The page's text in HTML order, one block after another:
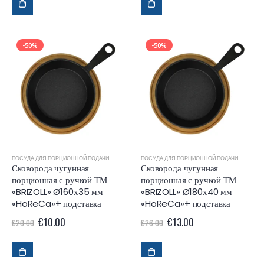
-50%
ПОСУДА ДЛЯ ПОРЦИОННОЙ ПОДАЧИ
Сковорода чугунная
порционная с ручкой ТМ
«BRIZOLL» Ø160х35 мм
«HoReCa»+ подставка
€20.00 €10.00
-50%
ПОСУДА ДЛЯ ПОРЦИОННОЙ ПОДАЧИ
Сковорода чугунная
порционная с ручкой ТМ
«BRIZOLL» Ø180х40 мм
«HoReCa»+ подставка
€26.00 €13.00